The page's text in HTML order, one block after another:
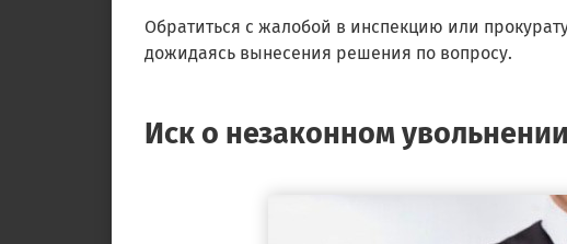
Обратиться с жалобой в инспекцию или
дожидаясь вынесения решения по вопросу.
Иск о незаконном увольнении